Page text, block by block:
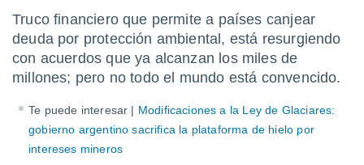
a este
las
y
digital
basada
Truco financiero que permite a países canjear
deuda por protección ambiental, está resurgiendo
con acuerdos que ya alcanzan los miles de
millones; pero no todo el mundo está convencido.
Te puede interesar | Modificaciones a la Ley de Glaciares:
gobierno argentino sacrifica la plataforma de hielo por
intereses mineros